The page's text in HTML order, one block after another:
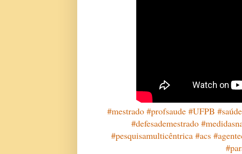
#mestrado #profsaude #UFPB
#defesademestrado
#pesquisamulticêntrica #acs